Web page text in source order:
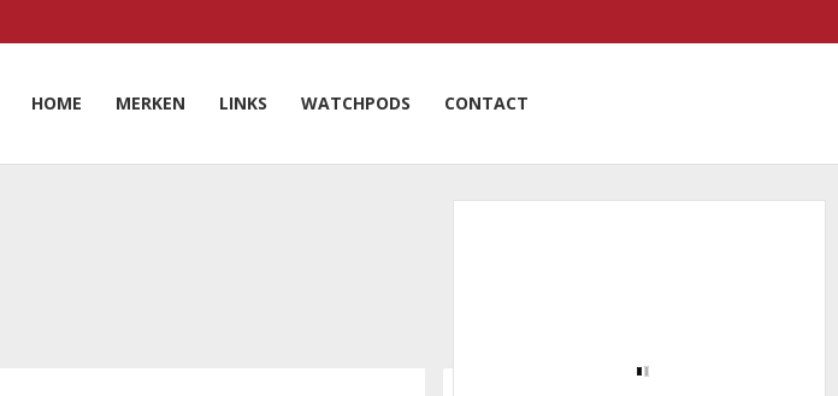
HOME MERKEN LINKS WATCHPODS CONTACT